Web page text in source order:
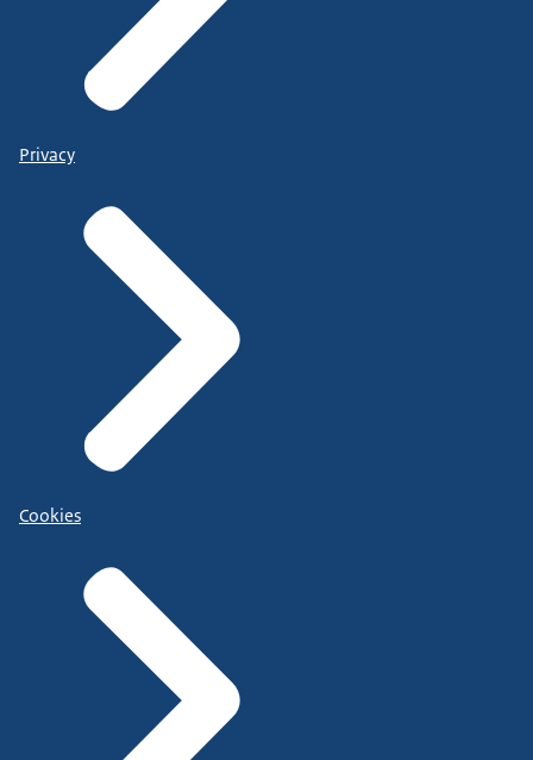
Privacy
Cookies